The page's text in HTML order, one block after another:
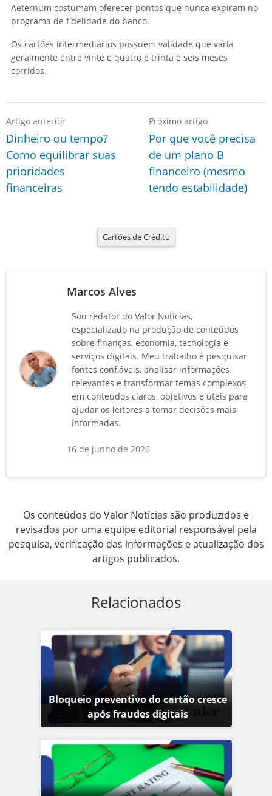
Aeternum costumam oferecer pontos que nunca expiram no
programa de fidelidade do banco.
Os cartões intermediários possuem validade que varia
geralmente entre vinte e quatro e trinta e seis meses
corridos.
Artigo anterior
Dinheiro ou tempo?
Como equilibrar suas
prioridades
financeiras
Próximo artigo
Por que você precisa
de um plano B
financeiro (mesmo
tendo estabilidade)
Cartões de Crédito
Marcos Alves
Sou redator do Valor Notícias,
especializado na produção de conteúdos
sobre finanças, economia, tecnologia e
serviços digitais. Meu trabalho é pesquisar
fontes confiáveis, analisar informações
relevantes e transformar temas complexos
em conteúdos claros, objetivos e úteis para
ajudar os leitores a tomar decisões mais
informadas.
16 de junho de 2026
Os conteúdos do Valor Notícias são produzidos e
revisados por uma equipe editorial responsável pela
pesquisa, verificação das informações e atualização dos
artigos publicados.
Relacionados
Bloqueio preventivo do cartão cresce
após fraudes digitais